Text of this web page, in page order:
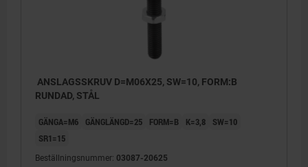
ANSLAGSSKRUV D=M06X25, SW=10, FORM:B
RUNDAD, STÅL
GÄNGA=M6 GÄNGLÄNGD=25 FORM=B K=3,8
SW=10
SR1=15
Beställningsnummer: 03087-20625